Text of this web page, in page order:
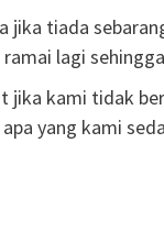
jika tiada
lagi
jika kami tidak
yang kami